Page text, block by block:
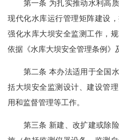
第一条 为扎实推动水利高质
现代化水库运行管理矩阵建设
强化水库大坝安全监测工作，
依据《水库大坝安全管理条例》
第二条 本办法适用于全国水
括大坝安全监测设计、建设管
用和监督管理等工作。
第三条 新建、改扩建或除险